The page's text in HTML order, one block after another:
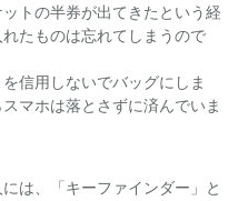
トの半券が出てきたという経
たものは忘れてしまうので
信用しないでバッグにしま
マホは落とさずに済んでいま
は、「キーファインダー」と